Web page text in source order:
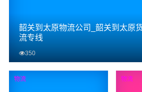
韶关到太原物流公司_韶关到太原
流专线
350
查看详细
物流 物流